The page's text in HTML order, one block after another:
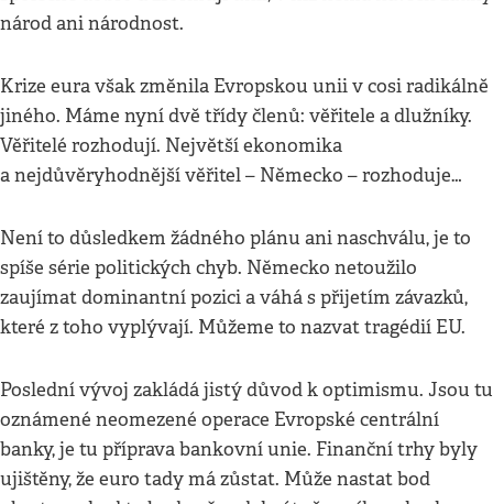
národ ani národnost.
Krize eura však změnila Evropskou unii v cosi radikálně
jiného. Máme nyní dvě třídy členů: věřitele a dlužníky.
Věřitelé rozhodují. Největší ekonomika
a nejdůvěryhodnější věřitel – Německo – rozhoduje…
Není to důsledkem žádného plánu ani naschválu, je to
spíše série politických chyb. Německo netoužilo
zaujímat dominantní pozici a váhá s přijetím závazků,
které z toho vyplývají. Můžeme to nazvat tragédií EU.
Poslední vývoj zakládá jistý důvod k optimismu. Jsou tu
oznámené neomezené operace Evropské centrální
banky, je tu příprava bankovní unie. Finanční trhy byly
ujištěny, že euro tady má zůstat. Může nastat bod